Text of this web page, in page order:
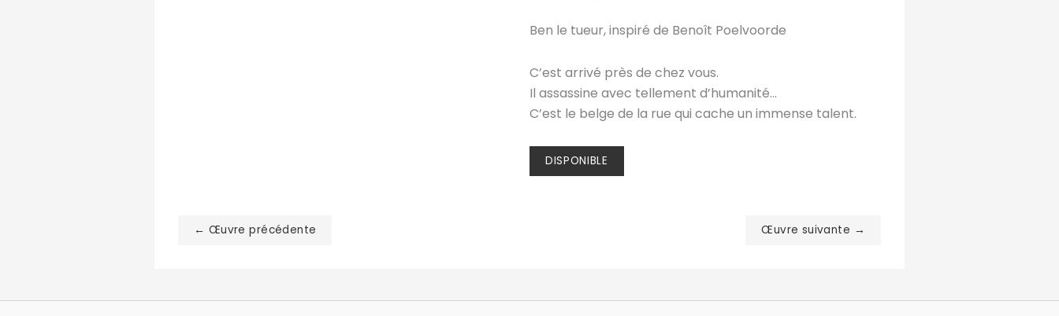
Ben le tueur, inspiré de Benoît Poelvoorde
C’est arrivé près de chez vous.
Il assassine avec tellement d’humanité...
C’est le belge de la rue qui cache un immense talent.
DISPONIBLE
← Œuvre précédente Œuvre suivante →